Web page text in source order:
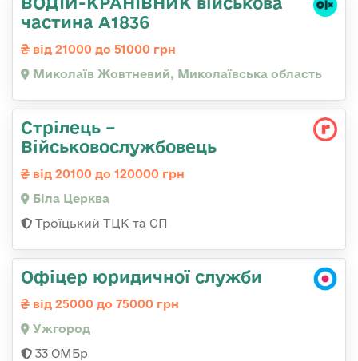
частина А1836
від 21000 до 51000 грн
Миколаїв Жовтневий, Миколаївська область
Стрілець –
Військовослужбовець
від 20100 до 120000 грн
Біла Церква
Троїцький ТЦК та СП
Офіцер юридичної служби
від 25000 до 75000 грн
Ужгород
33 ОМБр